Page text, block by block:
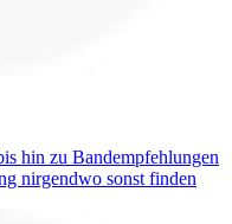
hin zu Bandempfehlungen
nirgendwo sonst finden